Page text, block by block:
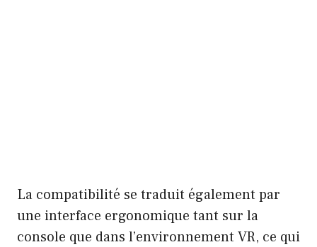
La compatibilité se traduit également par
une interface ergonomique tant sur la
console que dans l’environnement VR, ce qui